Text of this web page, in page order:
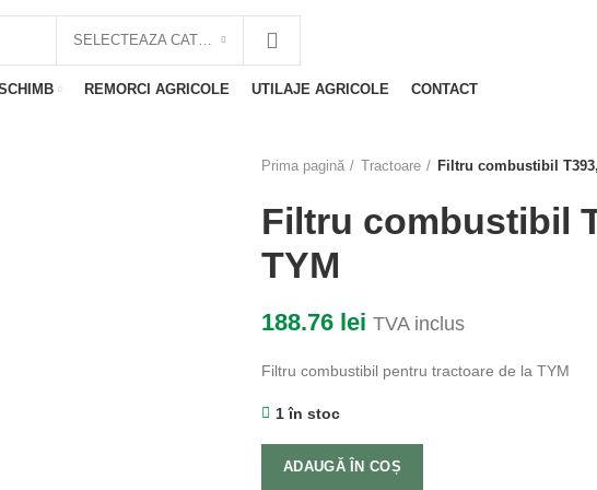
SELECTEAZA CATEGORIE
REMORCI AGRICOLE UTILAJE AGRICOLE CONTACT
Prima pagină
Tractoare Filtru combustibil
Filtru combustibil
TYM
188.76 lei TVA inclus
Filtru combustibil pentru tractoare de la TYM
1 în stoc
ADAUGĂ ÎN COȘ